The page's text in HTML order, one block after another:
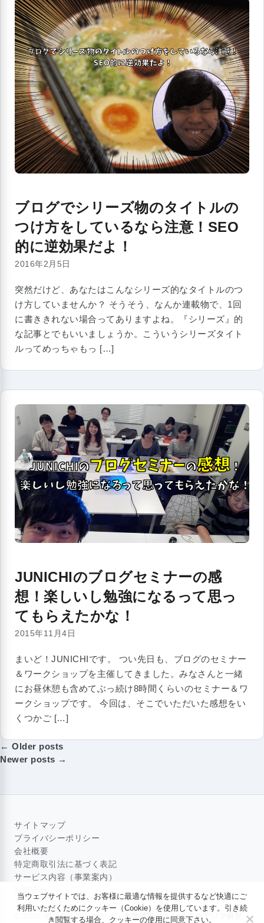
ブログでシリーズ物のタイトルの
つけ方をしているなら注意！SEO
的に逆効果だよ！
2016年2月5日
突然だけど、あなたはこんなシリーズ的なタイトルのつ
け方していませんか？ そうそう、なんか連載物で、1回
に書ききれない場合ってありますよね。『シリーズ』的
な記事とでもいいましょうか。こういうシリーズタイト
ルってめっちゃもっ […]
JUNICHIのブログセミナーの感
想！楽しいし勉強になるって思っ
てもらえたかな！
2015年11月4日
まいど！JUNICHIです。 つい先日も、ブログのセミナー
＆ワークショップを主催してきました。みなさんと一緒
にお昼休憩も含めてぶっ続け8時間くらいのセミナー＆ワ
ークショップです。 今回は、そこでいただいた感想をい
くつかご […]
投
稿
← Older posts
Newer posts →
サイトマップ
プライバシーポリシー
会社概要
特定商取引法に基づく表記
サービス内容（事業案内）
デジタルマーケティング専門家ジュンイチのデジマ研究
当ウェブサイトでは、お客様に最適な情報を提供するなど快適にご
利用いただくためにクッキー（Cookie）を使用しています。引き続
き閲覧する場合、クッキーの使用に同意下さい。